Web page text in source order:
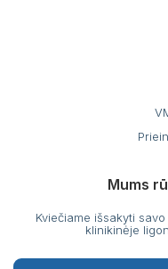
Mums
Kviečiame išsakyti
klinikinėje